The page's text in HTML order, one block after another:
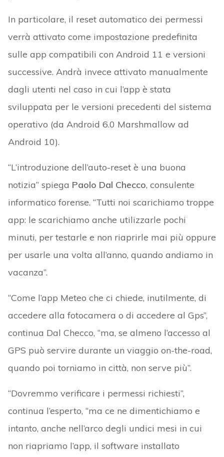
In particolare, il reset automatico dei permessi
verrà attivato come impostazione predefinita
sulle app compatibili con Android 11 e versioni
successive. Andrà invece attivato manualmente
dagli utenti nel caso in cui l’app è stata
sviluppata per le versioni precedenti del sistema
operativo (da Android 6.0 Marshmallow ad
Android 10).
“L’introduzione dell’auto-reset è una buona
notizia” spiega Paolo Dal Checco, consulente
informatico forense. “Tutti noi scarichiamo troppe
app: le scarichiamo anche utilizzarle pochi
minuti, per testarle e non riaprirle mai più oppure
per usarle una volta all’anno, quando andiamo in
vacanza”.
“Come l’app Meteo che ci chiede, inutilmente, di
accedere alla fotocamera o di accedere al Gps”,
continua Dal Checco, “ma, se almeno l’accesso al
GPS può servire durante un viaggio on-the-road,
quando poi torniamo in città, non serve più”.
“Dovremmo verificare i permessi richiesti”,
continua l’esperto, “ma ce ne dimentichiamo e
intanto, anche nell’arco degli undici mesi in cui
non riapriamo l’app, il software installato